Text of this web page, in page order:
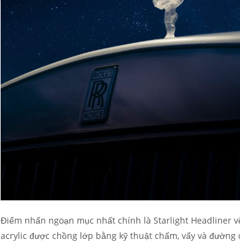
Điểm nhấn ngoạn mục nhất chính là Starlight Headliner
acrylic được chồng lớp bằng kỹ thuật chấm, vẩy và đường